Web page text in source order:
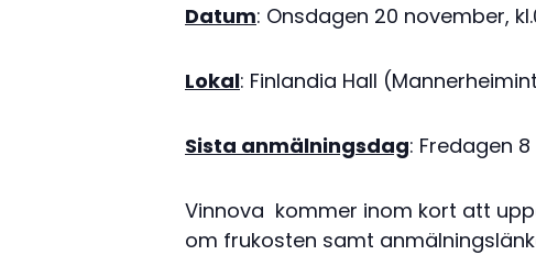
Datum: Onsdagen 20 november,
Lokal: Finlandia Hall
Sista anmälningsdag: Fredagen
Vinnova kommer inom kort att
om frukosten samt